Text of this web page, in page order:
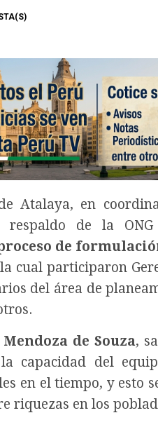
Atalaya, en
respaldo de la
de
cual participaron
del área de
de Souza,
capacidad del
en el tiempo, y esto
riquezas en los